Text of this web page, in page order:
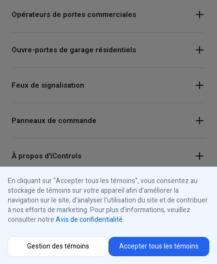
Opérateurs de portes commerciales
Ouvre-portes de garage résidentiels
Feux de signalisation
Panneaux de commande
À propos d'iControls
Connectez-vous avec nous
Instagram
Youtube
En cliquant sur “Accepter tous les témoins“, vous consentez au
stockage de témoins sur votre appareil afin d'améliorer la
navigation sur le site, d'analyser l'utilisation du site et de contribuer
à nos efforts de marketing. Pour plus d'informations, veuillez
consulter notreAvis de confidentialité.
Gestion des témoins Accepter tous les témoins